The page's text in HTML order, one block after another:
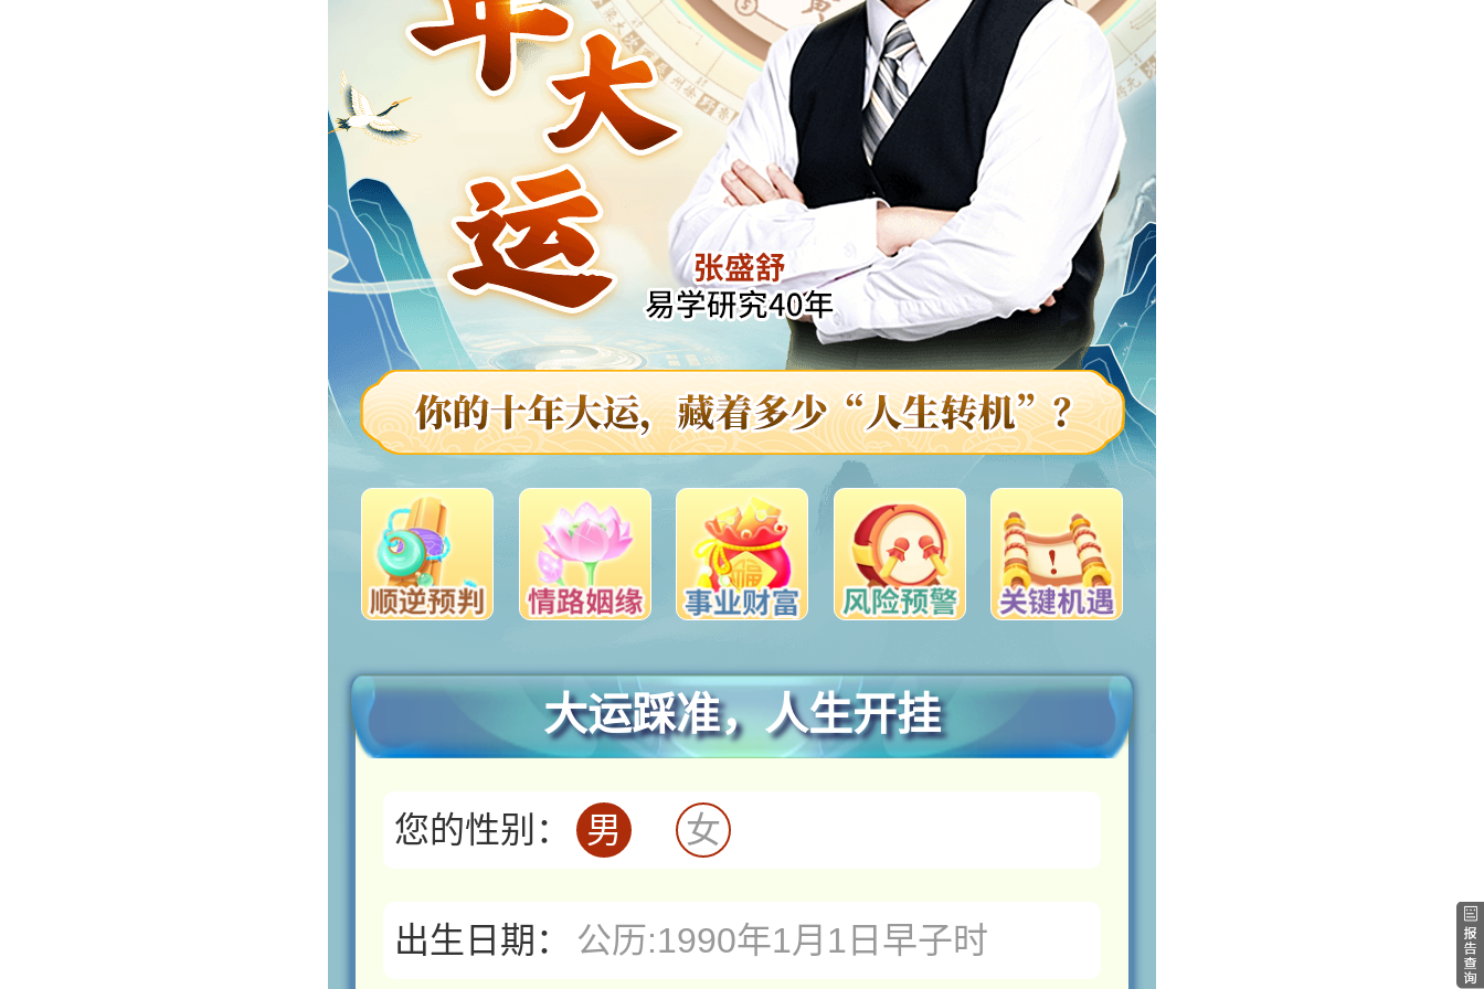
大运踩准，人生开挂
您的性别： 男 女
出生日期： 公历:1990年1月1日早子时